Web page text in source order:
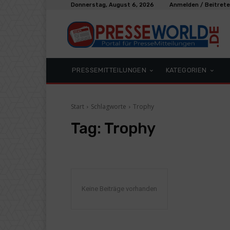
Donnerstag, August 6, 2026 Anmelden /
PRESSEMITTEILUNGEN KATEGORIEN
Start Schlagworte Trophy
Tag: Trophy
Keine Beiträge vorhanden